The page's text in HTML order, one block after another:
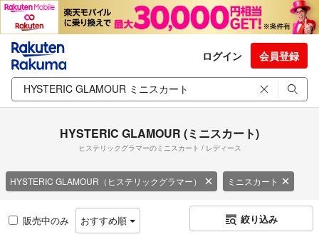
ログイン 会員登録
HYSTERIC GLAMOUR (ミニスカート)
ヒステリックグラマーのミニスカート / レディース
HYSTERIC GLAMOUR（ヒステリックグラマー） ミニスカート
販売中のみ おすすめ順 絞り込み